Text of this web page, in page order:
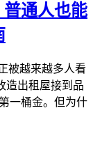
通人也能
被越来越多人看
造出租屋接到品
一桶金。但为什